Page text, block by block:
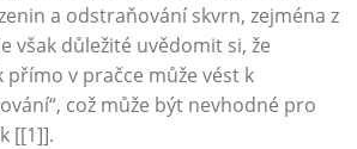
a odstraňování skvrn, zejména z
⁣však důležité uvědomit si,⁣ že
v pračce může ⁣vést k
což může být nevhodné pro
[[1]].